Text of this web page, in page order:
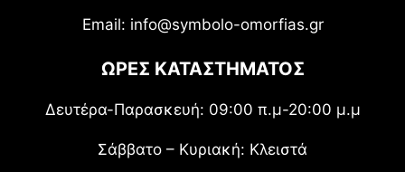
Email: info@symbolo-omorfias.gr
ΩΡΕΣ ΚΑΤΑΣΤΗΜΑΤΟΣ
Δευτέρα-Παρασκευή: 09:00 π.μ-20:00 μ.μ
Σάββατο – Κυριακή: Κλειστά